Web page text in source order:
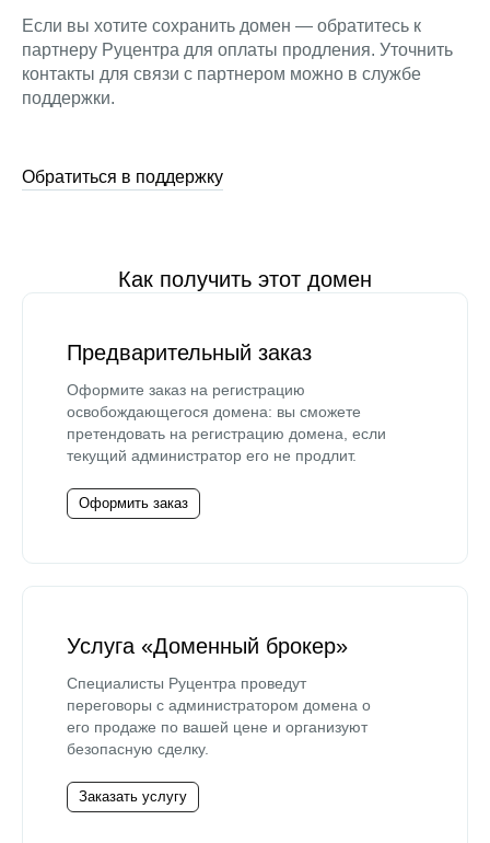
Если вы хотите сохранить домен — обратитесь к
партнеру Руцентра для оплаты продления. Уточнить
контакты для связи с партнером можно в службе
поддержки.
Обратиться в поддержку
Как получить этот домен
Предварительный заказ
Оформите заказ на регистрацию
освобождающегося домена: вы сможете
претендовать на регистрацию домена, если
текущий администратор его не продлит.
Оформить заказ
Услуга «Доменный брокер»
Специалисты Руцентра проведут
переговоры с администратором домена о
его продаже по вашей цене и организуют
безопасную сделку.
Заказать услугу